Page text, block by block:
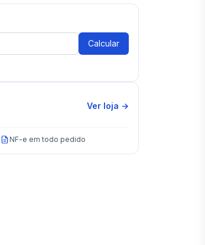
Calcular
Ver loja →
NF-e em todo pedido